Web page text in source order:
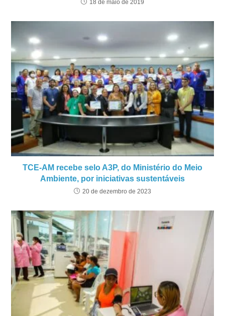
18 de maio de 2019
TCE-AM recebe selo A3P, do Ministério do Meio
Ambiente, por iniciativas sustentáveis
20 de dezembro de 2023